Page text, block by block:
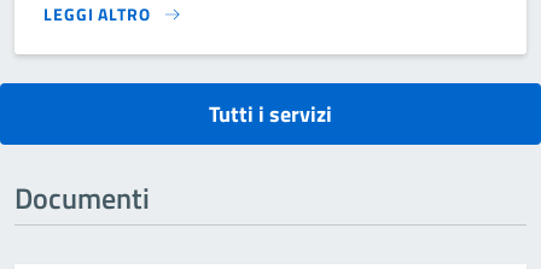
LEGGI ALTRO
COM'E' SOMMACAMPAGNA!}
Tutti i servizi
Documenti